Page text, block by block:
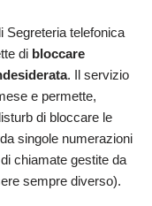
Segreteria telefonica
di bloccare
. Il servizio
e permette,
di bloccare le
singole numerazioni
chiamate gestite da
sempre diverso).